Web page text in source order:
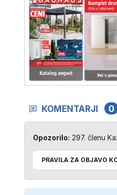
KOMENTARJI 0
Opozorilo: 297. členu
PRAVILA ZA OBJAVO